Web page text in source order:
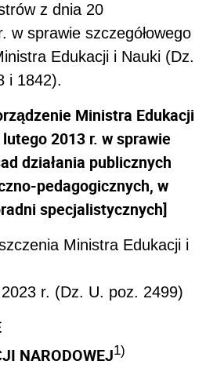
z dnia 20
w sprawie szczegółowego
Edukacji i Nauki (Dz.
i 1842).
Ministra Edukacji
2013 r. w sprawie
działania publicznych
pedagogicznych, w
specjalistycznych]
Ministra Edukacji i
r. (Dz. U. poz. 2499)
NARODOWEJ1)